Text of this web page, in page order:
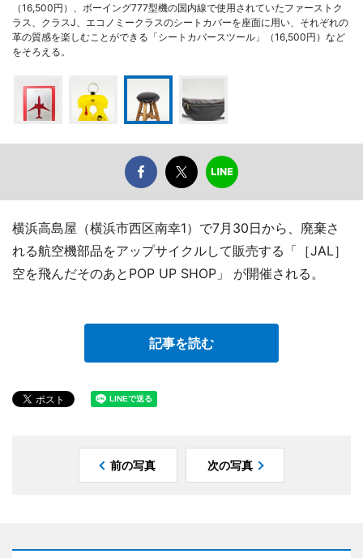
（16,500円）、ボーイング777型機の国内線で使用されていたファーストク
ラス、クラスJ、エコノミークラスのシートカバーを座面に用い、それぞれの
革の質感を楽しむことができる「シートカバースツール」（16,500円）など
をそろえる。
横浜高島屋（横浜市西区南幸1）で7月30日から、廃棄さ
れる航空機部品をアップサイクルして販売する「［JAL］
空を飛んだそのあとPOP UP SHOP」 が開催される。
記事を読む
前の写真 次の写真